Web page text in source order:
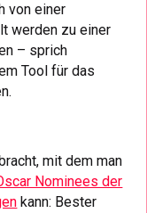
von einer
werden zu einer
– sprich
Tool für das
mit dem man
Nominees der
kann: Bester